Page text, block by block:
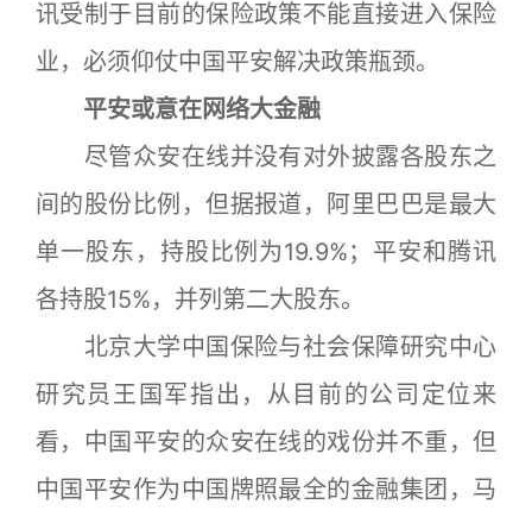
讯受制于目前的保险政策不能直接进入保险
业，必须仰仗中国平安解决政策瓶颈。
平安或意在网络大金融
尽管众安在线并没有对外披露各股东之
间的股份比例，但据报道，阿里巴巴是最大
单一股东，持股比例为19.9%；平安和腾讯
各持股15%，并列第二大股东。
北京大学中国保险与社会保障研究中心
研究员王国军指出，从目前的公司定位来
看，中国平安的众安在线的戏份并不重，但
中国平安作为中国牌照最全的金融集团，马